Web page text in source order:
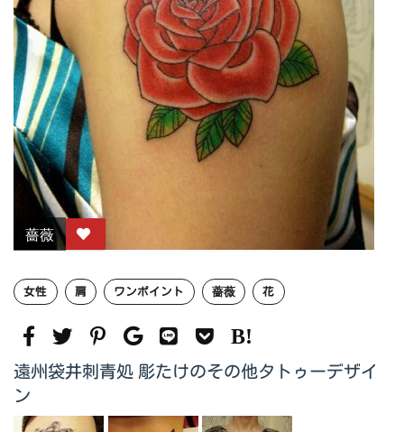
薔薇
女性 肩 ワンポイント 薔薇 花
遠州袋井刺青処 彫たけのその他タトゥーデザイ
ン